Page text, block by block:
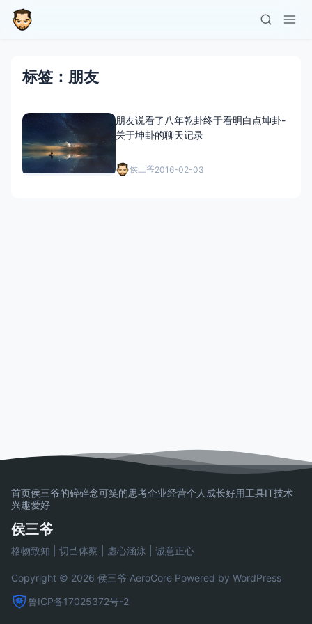
标签：朋友
朋友说看了八年乾卦终于看明白点坤卦-
关于坤卦的聊天记录
侯三爷2016-02-03
首页侯三爷的碎碎念可笑的思考企业经营个人成长好用工具IT技术
兴趣爱好
侯三爷
格物致知 | 切己体察 | 虚心涵泳 | 诚意正心
Copyright © 2026 侯三爷 AeroCore Powered by WordPress
鲁ICP备17025372号-2